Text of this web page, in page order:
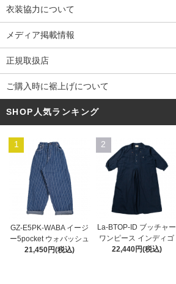
衣装協力について
メディア掲載情報
正規取扱店
ご購入時に裾上げについて
SHOP人気ランキング
1
GZ-E5PK-WABA イージ
ー5pocket ウォバッシュ
21,450円(税込)
2
La-BTOP-ID ブッチャー
ワンピース インディゴ
22,440円(税込)